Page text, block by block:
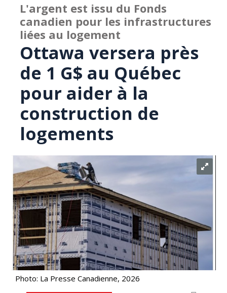
L'argent est issu du Fonds
canadien pour les infrastructures
liées au logement
Ottawa versera près
de 1 G$ au Québec
pour aider à la
construction de
logements
Photo: La Presse Canadienne, 2026